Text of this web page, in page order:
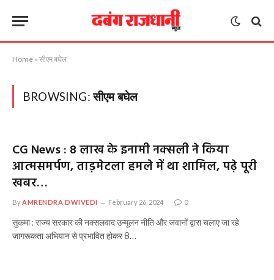
Home » सीएम बघेल
BROWSING:सीएम बघेल
CG News : 8 लाख के इनामी नक्सली ने किया
आत्मसमर्पण, ताड़मेटला हमले में था शामिल, पढ़े पूरी
खबर…
ByAMRENDRA DWIVEDI February 26, 2024 0
सुकमा : राज्य सरकार की नक्सलवाद उन्मूलन नीति और जवानों द्वारा चलाए जा रहे
जागरूकता अभियान से प्रभावित होकर 8…